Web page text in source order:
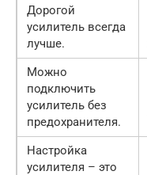
Дорогой
усилитель всегда
лучше.
Можно
подключить
усилитель без
предохранителя.
Настройка
усилителя – это